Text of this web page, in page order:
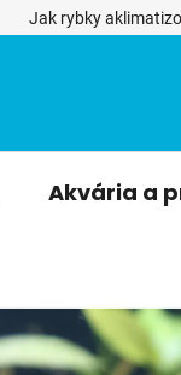
Jak rybky
Akvária a